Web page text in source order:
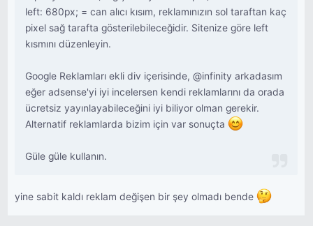
left: 680px; = can alıcı kısım, reklamınızın sol taraftan kaç
pixel sağ tarafta gösterilebileceğidir. Sitenize göre left
kısmını düzenleyin.
Google Reklamları ekli div içerisinde, @infinity arkadasım
eğer adsense'yi iyi incelersen kendi reklamlarını da orada
ücretsiz yayınlayabileceğini iyi biliyor olman gerekir.
Alternatif reklamlarda bizim için var sonuçta
Güle güle kullanın.
yine sabit kaldı reklam değişen bir şey olmadı bende